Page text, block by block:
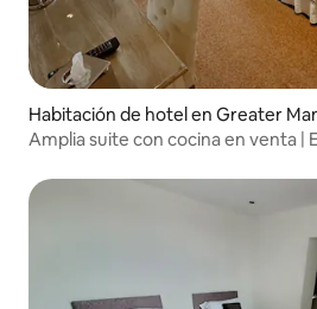
Habitación de hotel en Greater
Amplia suite con cocina en venta |